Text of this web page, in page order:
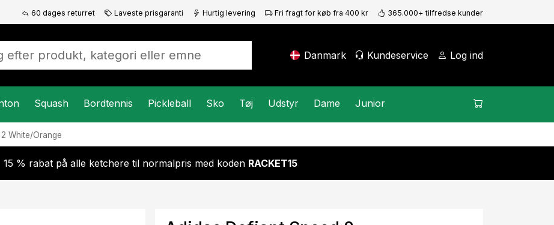
60 dages returret Laveste prisgaranti Hurtig levering Fri fragt for køb fra 400 kr 365.000+ tilfredse kunder
Danmark Kundeservice Log ind
Squash Bordtennis Pickleball Sko Tøj Udstyr Dame Junior
White/Orange
15 % rabat på alle ketchere til normalpris med koden RACKET15